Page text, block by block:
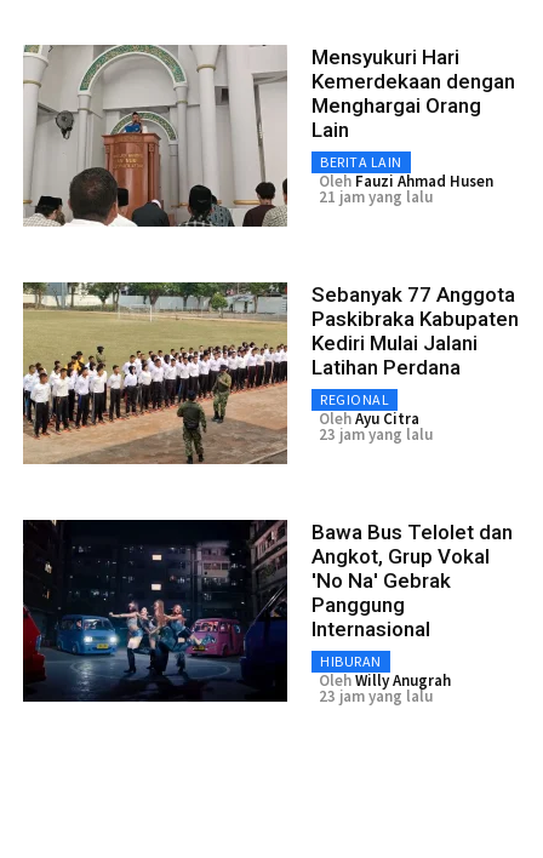
Mensyukuri Hari
Kemerdekaan dengan
Menghargai Orang
Lain
BERITA LAIN
Oleh Fauzi Ahmad Husen
21 jam yang lalu
Sebanyak 77 Anggota
Paskibraka Kabupaten
Kediri Mulai Jalani
Latihan Perdana
REGIONAL
OlehAyu Citra
23 jam yang lalu
Bawa Bus Telolet dan
Angkot, Grup Vokal
'No Na' Gebrak
Panggung
Internasional
HIBURAN
OlehWilly Anugrah
23 jam yang lalu